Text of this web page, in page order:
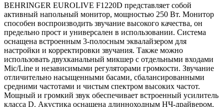
BEHRINGER EUROLIVE F1220D представляет собой
активный напольный монитор, мощностью 250 Вт. Монитор
способен воспроизводить звучание высокого качества, он
предельно прост и универсален в использовании. Система
оснащена встроенным 3-полосным эквалайзером для
настройки и корректировки звучания. Также можно
использовать двухканальный микшер с отдельными входами
Mic/Line и независимыми регуляторами громкости. Звучание
отличительно насыщенными басами, сбалансированными
средними частотами и чистым спектром высоких частот.
Мощный и громкий звук обеспечивает встроенный усилитель
класса D. Акустика оснащена длинноходным НЧ-драйвером,